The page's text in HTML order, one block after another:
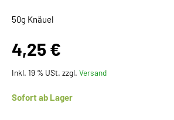
50g Knäuel
4,25 €
Inkl. 19 % USt. zzgl. Versand
Sofort ab Lager